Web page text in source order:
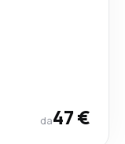
da47 €